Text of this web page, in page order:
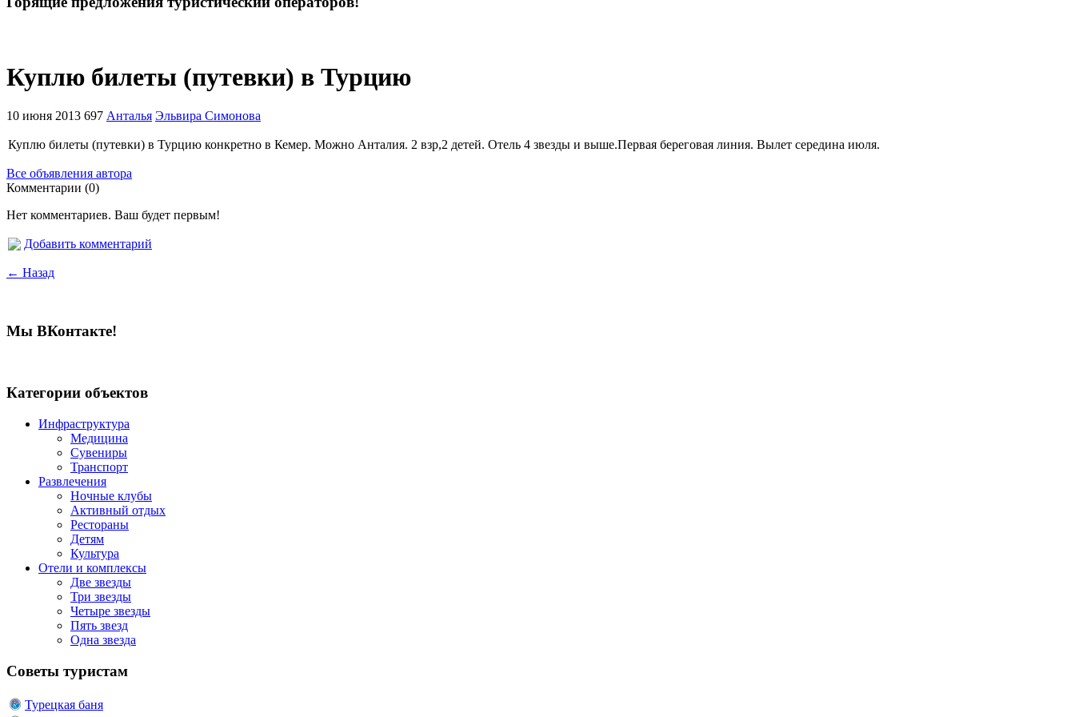
Куплю билеты (путевки) в Турцию
10 июня 2013 697 Анталья Эльвира Симонова
Куплю билеты (путевки) в Турцию конкретно в Кемер. Можно Анталия. 2 взр,2 детей. Отель 4 звезды и выше.Первая береговая линия. Вылет середина июля.
Все объявления автора
Комментарии (0)
Нет комментариев. Ваш будет первым!
Добавить комментарий
← Назад
Мы ВКонтакте!
Категории объектов
Инфраструктура
Медицина
Сувениры
Транспорт
Развлечения
Ночные клубы
Активный отдых
Рестораны
Детям
Культура
Отели и комплексы
Две звезды
Три звезды
Четыре звезды
Пять звезд
Одна звезда
Советы туристам
Турецкая баня